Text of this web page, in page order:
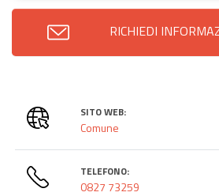
RICHIEDI
SITO WEB:
Comune
TELEFONO:
0827 73259